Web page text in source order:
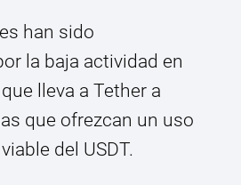
han sido
la baja actividad en
lleva a Tether a
que ofrezcan un uso
del USDT.